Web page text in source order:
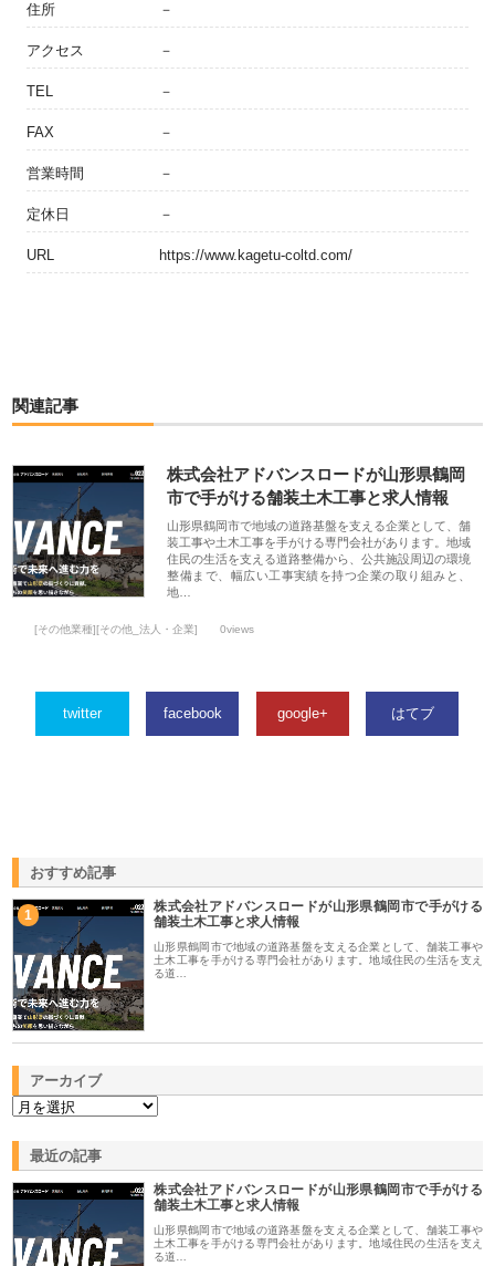
住所 －
アクセス －
TEL －
FAX －
営業時間 －
定休日 －
URL https://www.kagetu-coltd.com/
関連記事
株式会社アドバンスロードが山形県鶴岡
市で手がける舗装土木工事と求人情報
山形県鶴岡市で地域の道路基盤を支える企業として、舗
装工事や土木工事を手がける専門会社があります。地域
住民の生活を支える道路整備から、公共施設周辺の環境
整備まで、幅広い工事実績を持つ企業の取り組みと、
地…
[その他業種][その他_法人・企業] 0views
twitter facebook google+ はてブ
おすすめ記事
1
株式会社アドバンスロードが山形県鶴岡市で手がける
舗装土木工事と求人情報
山形県鶴岡市で地域の道路基盤を支える企業として、舗装工事や
土木工事を手がける専門会社があります。地域住民の生活を支え
る道…
アーカイブ
最近の記事
株式会社アドバンスロードが山形県鶴岡市で手がける
舗装土木工事と求人情報
山形県鶴岡市で地域の道路基盤を支える企業として、舗装工事や
土木工事を手がける専門会社があります。地域住民の生活を支え
る道…